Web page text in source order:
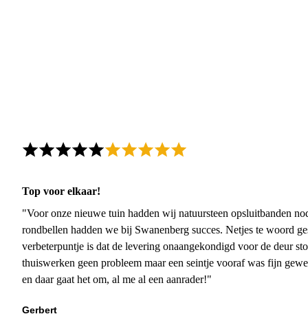
Top voor elkaar!
"Voor onze nieuwe tuin hadden wij natuursteen opsluitbanden
rondbellen hadden we bij Swanenberg succes. Netjes te woord
verbeterpuntje is dat de levering onaangekondigd voor de deur
thuiswerken geen probleem maar een seintje vooraf was fijn
en daar gaat het om, al me al een aanrader!"
Gerbert